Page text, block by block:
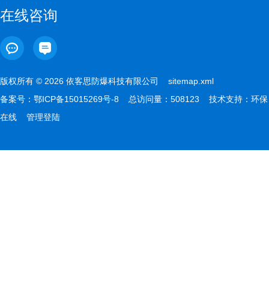
在线咨询
版权所有 © 2026 依客思防爆科技有限公司 sitemap.xml
备案号： 鄂ICP备15015269号-8 总访问量：508123 技术支持： 环保
在线
管理登陆